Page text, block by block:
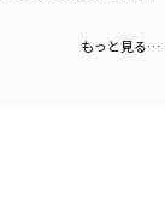
もっと見る…